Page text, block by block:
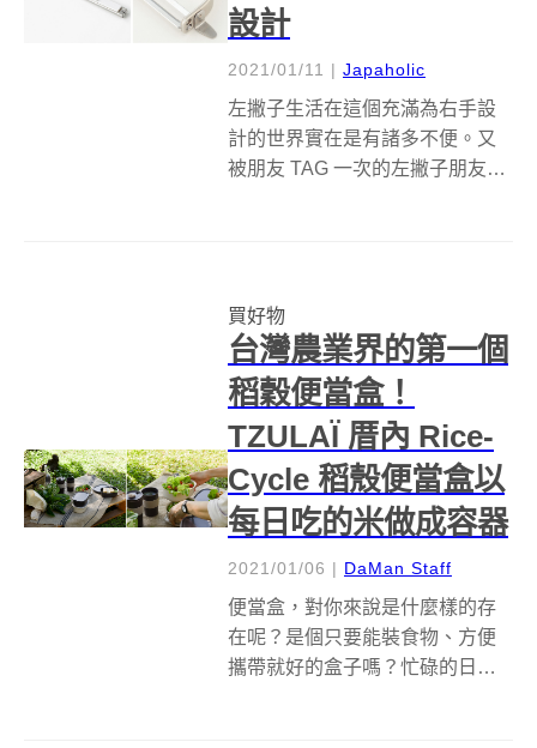
設計
2021/01/11 | Japaholic
左撇子生活在這個充滿為右手設
計的世界實在是有諸多不便。又
被朋友 TAG 一次的左撇子朋友們
計出左右手都能用的小工具。共
用而非專...
買好物
台灣農業界的第一個
稻穀便當盒！
TZULAÏ 厝內 Rice-
Cycle 稻殼便當盒以
每日吃的米做成容器
2021/01/06 | DaMan Staff
便當盒，對你來說是什麼樣的存
在呢？是個只要能裝食物、方便
攜帶就好的盒子嗎？忙碌的日